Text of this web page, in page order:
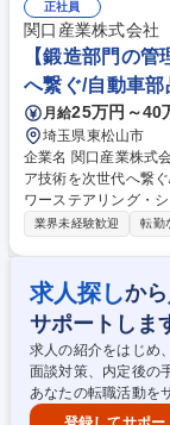
の交換や清掃など）
に日勤・夜勤が交代と
種 【豊川/金型製作
利厚生◎
正社員
関口産業株式会社
【鍛造部門の
へ繋ぐ/自動車
月給25万円～40
埼玉県東松山市
企業名 関口産業株式会社 求人名 【鍛造部門の管理者候補】冷
ア技術を次世代へ繋ぐ/自動車部品製造
ワーステアリング・
動車部品メーカーに
生産管理 ・現場実務
ジタル化（DX）の推進 募集職種 【鍛造部門の管理者候補】冷間鍛
ア技術を次世代へ繋
業界未経験歓迎 転勤
求人探しから
サポートしま
求人の紹介をはじめ
面談対策、内定後の
あなたの転職活動を